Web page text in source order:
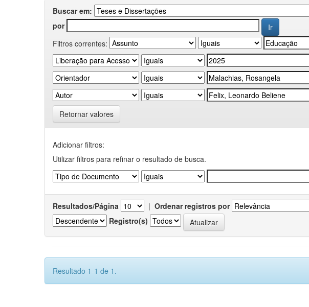
Buscar em:
por
Filtros correntes:
Retornar valores
Adicionar filtros:
Utilizar filtros para refinar o resultado de busca.
Resultados/Página | Ordenar registros por
Registro(s)
Resultado 1-1 de 1.